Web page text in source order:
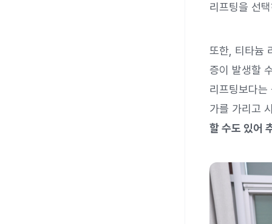
리프팅을 선
또한, 티타늄
증이 발생할
리프팅보다
가를 가리고
할 수도 있어